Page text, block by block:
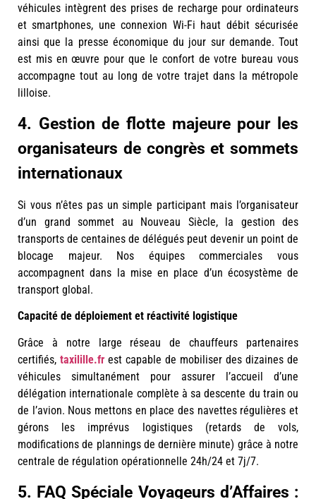
véhicules intègrent des prises de recharge pour ordinateurs
et smartphones, une connexion Wi-Fi haut débit sécurisée
ainsi que la presse économique du jour sur demande. Tout
est mis en œuvre pour que le confort de votre bureau vous
accompagne tout au long de votre trajet dans la métropole
lilloise.
4. Gestion de flotte majeure pour les
organisateurs de congrès et sommets
internationaux
Si vous n’êtes pas un simple participant mais l’organisateur
d’un grand sommet au Nouveau Siècle, la gestion des
transports de centaines de délégués peut devenir un point de
blocage majeur. Nos équipes commerciales vous
accompagnent dans la mise en place d’un écosystème de
transport global.
Capacité de déploiement et réactivité logistique
Grâce à notre large réseau de chauffeurs partenaires
certifiés, taxilille.fr est capable de mobiliser des dizaines de
véhicules simultanément pour assurer l’accueil d’une
délégation internationale complète à sa descente du train ou
de l’avion. Nous mettons en place des navettes régulières et
gérons les imprévus logistiques (retards de vols,
modifications de plannings de dernière minute) grâce à notre
centrale de régulation opérationnelle 24h/24 et 7j/7.
5. FAQ Spéciale Voyageurs d’Affaires :